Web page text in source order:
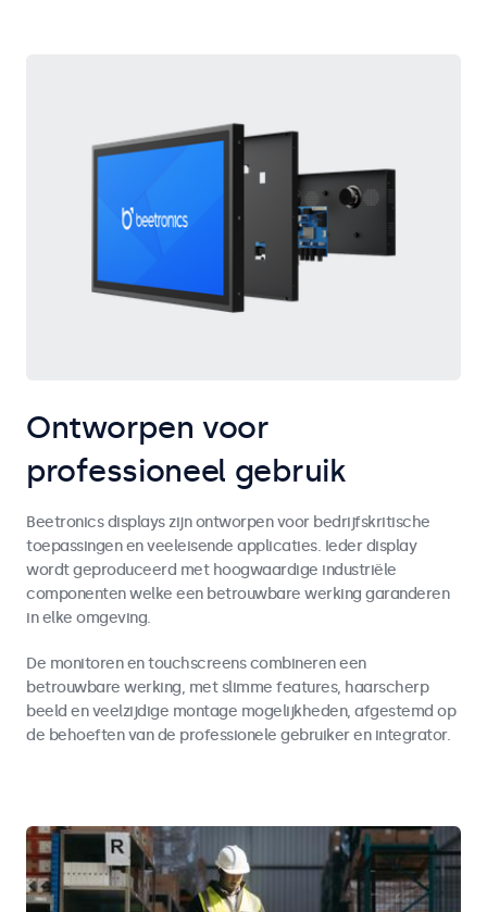
Ontworpen voor
professioneel gebruik
Beetronics displays zijn ontworpen voor bedrijfskritische
toepassingen en veeleisende applicaties. Ieder display
wordt geproduceerd met hoogwaardige industriële
componenten welke een betrouwbare werking garanderen
in elke omgeving.
De monitoren en touchscreens combineren een
betrouwbare werking, met slimme features, haarscherp
beeld en veelzijdige montage mogelijkheden, afgestemd op
de behoeften van de professionele gebruiker en integrator.